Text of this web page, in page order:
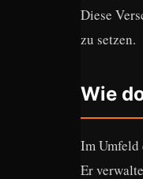
Diese
zu setzen.
Wie
Im Umfeld
Er